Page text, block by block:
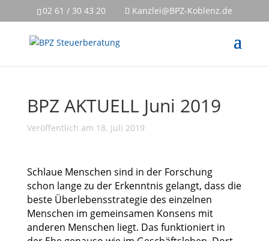
02 61 / 30 43 20 Kanzlei@BPZ-Koblenz.de
BPZ AKTUELL Juni 2019
Veröffentlich am 18. Juli 2019
Schlaue Menschen sind in der Forschung
schon lange zu der Erkenntnis gelangt, dass die
beste Überlebensstrategie des einzelnen
Menschen im gemeinsamen Konsens mit
anderen Menschen liegt. Das funktioniert in